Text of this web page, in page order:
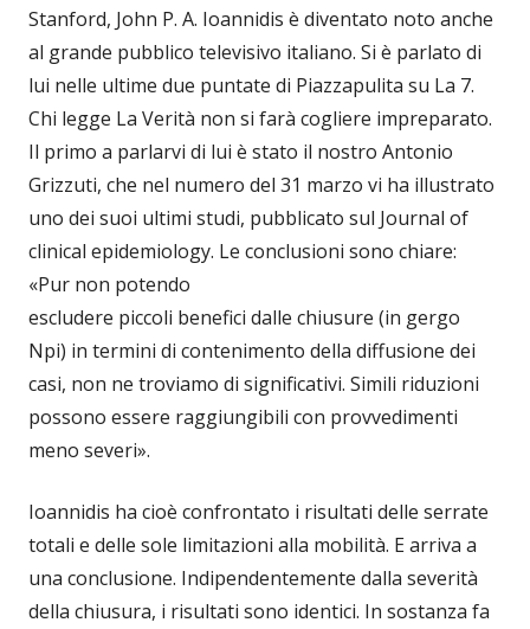
Stanford, John P. A. Ioannidis è diventato noto anche
al grande pubblico televisivo italiano. Si è parlato di
lui nelle ultime due puntate di Piazzapulita su La 7.
Chi legge La Verità non si farà cogliere impreparato.
Il primo a parlarvi di lui è stato il nostro Antonio
Grizzuti, che nel numero del 31 marzo vi ha illustrato
uno dei suoi ultimi studi, pubblicato sul Journal of
clinical epidemiology. Le conclusioni sono chiare:
«Pur non potendo
escludere piccoli benefici dalle chiusure (in gergo
Npi) in termini di contenimento della diffusione dei
casi, non ne troviamo di significativi. Simili riduzioni
possono essere raggiungibili con provvedimenti
meno severi».
Ioannidis ha cioè confrontato i risultati delle serrate
totali e delle sole limitazioni alla mobilità. E arriva a
una conclusione. Indipendentemente dalla severità
della chiusura, i risultati sono identici. In sostanza fa